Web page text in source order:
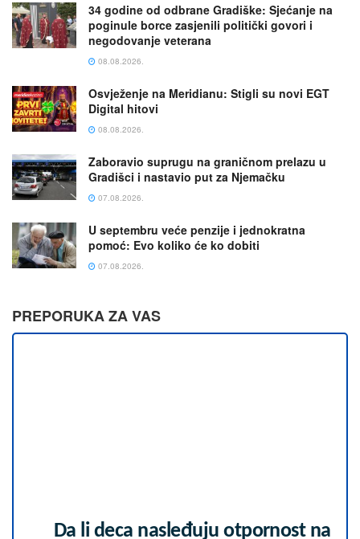
34 godine od odbrane Gradiške: Sjećanje na
poginule borce zasjenili politički govori i
negodovanje veterana
08.08.2026.
Osvježenje na Meridianu: Stigli su novi EGT
Digital hitovi
08.08.2026.
Zaboravio suprugu na graničnom prelazu u
Gradišci i nastavio put za Njemačku
07.08.2026.
U septembru veće penzije i jednokratna
pomoć: Evo koliko će ko dobiti
07.08.2026.
PREPORUKA ZA VAS
Da li deca nasleđuju otpornost na